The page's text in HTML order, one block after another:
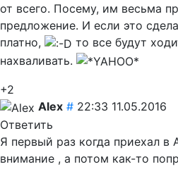
от всего. Посему, им весьма
предложение. И если это
платно,
то все будут
нахваливать.
+2
Alex # 22:33 11.05.2016
Ответить
Я первый раз когда приехал в
внимание , а потом как-то